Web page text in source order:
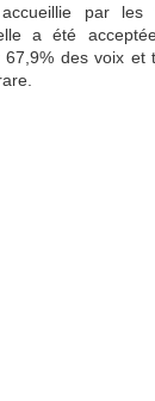
par les
a été
des voix et